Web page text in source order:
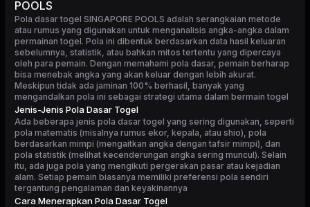
POOLS
Pola dasar togel SINGAPORE POOLS adalah serangkaian metode
atau rumus yang digunakan untuk menganalisis angka-angka dalam
permainan togel. Pola ini dibentuk berdasarkan data hasil keluaran
sebelumnya, statistik, atau bahkan mitos tertentu yang dipercaya
oleh para pemain. Dengan memahami pola dasar, pemain berharap
bisa menebak angka yang akan keluar dengan lebih akurat.
Meskipun tidak ada jaminan 100% berhasil, banyak yang
mengandalkan pola ini sebagai strategi utama dalam bermain togel
Jenis-Jenis Pola Dasar Togel
Ada beberapa jenis pola dasar togel yang sering digunakan, seperti
pola matematis (misalnya rumus ekor, kepala, atau shio), pola
berdasarkan mimpi (mengaitkan angka dengan tafsir mimpi), dan
pola statistik (melihat kecenderungan angka sering muncul). Selain
itu, ada juga pola yang mengikuti pergerakan pasar atau kejadian
alam. Setiap pemain biasanya memiliki preferensi pola sendiri
tergantung pengalaman dan keyakinannya
Cara Menerapkan Pola Dasar Togel